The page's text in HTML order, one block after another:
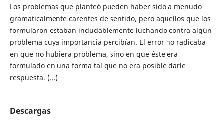
Los problemas que planteó pueden haber sido a menudo
gramaticalmente carentes de sentido, pero aquellos que los
formularon estaban indudablemente luchando contra algún
problema cuya importancia percibían. El error no radicaba
en que no hubiera problema, sino en que éste era
formulado en una forma tal que no era posible darle
respuesta. (...)
Descargas